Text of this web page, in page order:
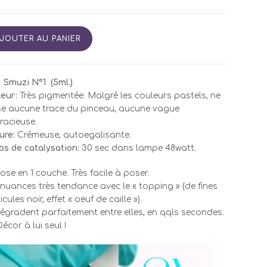
AU PANIER
Smuzi N°1 (5ml.)
Très pigmentée. Malgré les couleurs pastels, ne
aucune trace du pinceau, aucune vague
Crémeuse, autoegalisante.
de catalysation: 30 sec dans lampe 48watt.
en 1 couche. Très facile à poser.
nuances très tendance avec le « topping » (de fines
noir, effet « oeuf de caille »).
parfaitement entre elles, en qqls secondes.
à lui seul !